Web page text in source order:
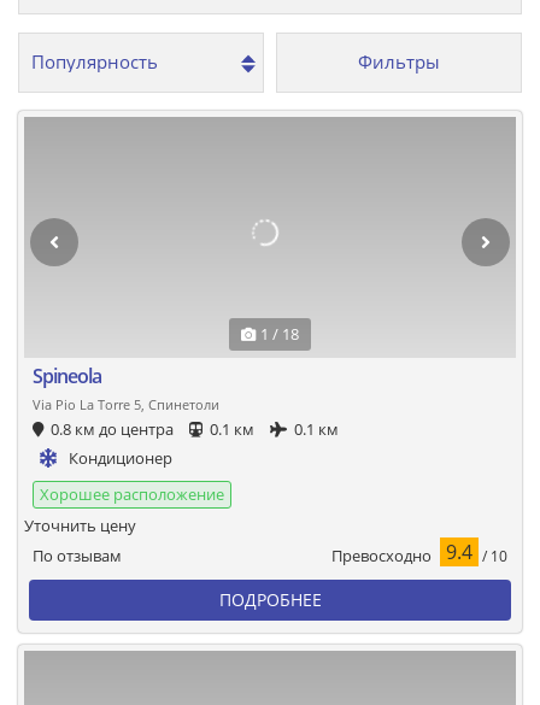
Фильтры
1 / 18
Spineola
Via Pio La Torre 5, Спинетоли
0.8 км до центра 0.1 км
0.1 км
Кондиционер
Хорошее расположение
По отзывам Превосходно 9.4 / 10
Уточнить цену
ПОДРОБНЕЕ